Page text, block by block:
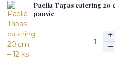
Paella Tapas catering 20
panvic